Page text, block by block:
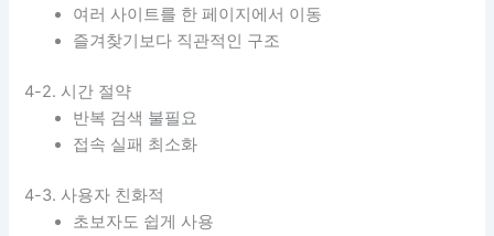
여러 사이트를 한 페이지에서 이동
즐겨찾기보다 직관적인 구조
4-2. 시간 절약
반복 검색 불필요
접속 실패 최소화
4-3. 사용자 친화적
초보자도 쉽게 사용